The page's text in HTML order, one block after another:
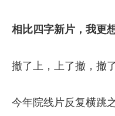
相比四字新片，我更
撤了上，上了撤，撤
今年院线片反复横跳